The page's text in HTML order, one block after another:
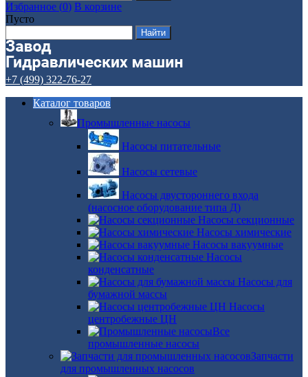
Избранное (0) В корзине
Пусто
+7 (499) 322-76-27
Каталог товаров
Промышленные насосы
Насосы питательные
Насосы сетевые
Насосы двустороннего входа
(насосное оборудование типа Д)
Насосы секционные
Насосы химические
Насосы вакуумные
Насосы
конденсатные
Насосы для
бумажной массы
Насосы
центробежные ЦН
Все
промышленные насосы
Запчасти
для промышленных насосов